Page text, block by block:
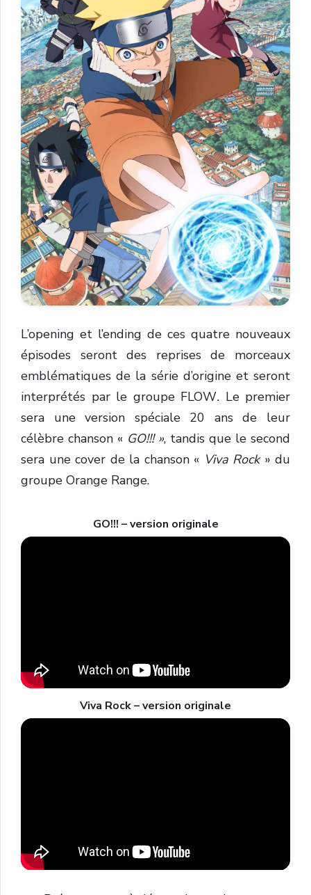
L’opening et l’ending de ces quatre nouveaux
épisodes seront des reprises de morceaux
emblématiques de la série d’origine et seront
interprétés par le groupe FLOW. Le premier
sera une version spéciale 20 ans de leur
célèbre chanson « GO!!! », tandis que le second
sera une cover de la chanson « Viva Rock» du
groupe Orange Range.
GO!!! – version originale
Viva Rock – version originale